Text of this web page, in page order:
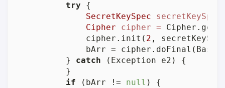
try {
SecretKeySpec
secretKeySpec
Cipher
cipher =
            cipher.init(
2 ,
bArr =
        }
catch (Exception e2) {
        }
if (bArr != null ) {